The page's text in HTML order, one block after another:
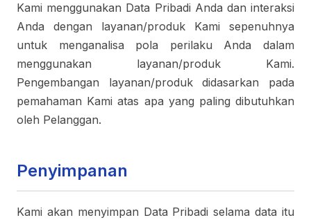
Kami menggunakan Data Pribadi Anda dan interaksi
Anda dengan layanan/produk Kami sepenuhnya
untuk menganalisa pola perilaku Anda dalam
menggunakan layanan/produk Kami.
Pengembangan layanan/produk didasarkan pada
pemahaman Kami atas apa yang paling dibutuhkan
oleh Pelanggan.
Penyimpanan
Kami akan menyimpan Data Pribadi selama data itu